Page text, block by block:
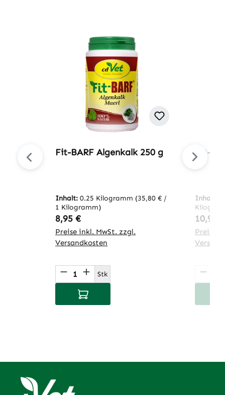
Produktgalerie überspringen
Fit-BARF Algenkalk 250 g
Inhalt: 0.25 Kilogramm (35,80 € /
1 Kilogramm)
Regulärer Preis:
8,95 €
Preise inkl. MwSt. zzgl.
Versandkosten
Produkt Anzahl: Gib den
Stk
In den Warenkorb
Fit-
Inhalt:
10,95 €
Preise